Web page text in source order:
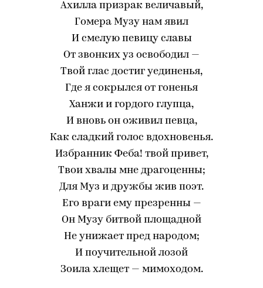
Ахилла призрак величавый,
Гомера Музу нам явил
И смелую певицу славы
От звонких уз освободил —
Твой глас достиг уединенья,
Где я сокрылся от гоненья
Ханжи и гордого глупца,
И вновь он оживил певца,
Как сладкий голос вдохновенья.
Избранник Феба! твой привет,
Твои хвалы мне драгоценны;
Для Муз и дружбы жив поэт.
Его враги ему презренны —
Он Музу битвой площадной
Не унижает пред народом;
И поучительной лозой
Зоила хлещет — мимоходом.